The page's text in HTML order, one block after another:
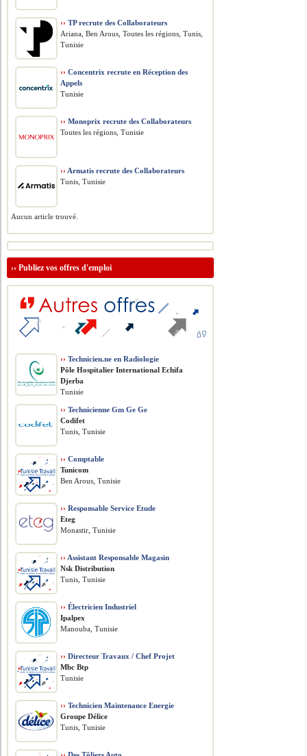
›› TP recrute des Collaborateurs
Ariana, Ben Arous, Toutes les régions, Tunis,
Tunisie
›› Concentrix recrute en Réception des
Appels
Tunisie
›› Monoprix recrute des Collaborateurs
Toutes les régions, Tunisie
›› Armatis recrute des Collaborateurs
Tunis, Tunisie
Aucun article trouvé.
››Publiez vos offres d'emploi
›› Technicien.ne en Radiologie
Pôle Hospitalier International Echifa
Djerba
Tunisie
›› Technicienne Gm Ge Ge
Codifet
Tunis, Tunisie
›› Comptable
Tunicom
Ben Arous, Tunisie
›› Responsable Service Etude
Eteg
Monastir, Tunisie
›› Assistant Responsable Magasin
Nsk Distribution
Tunis, Tunisie
›› Électricien Industriel
Ipalpex
Manouba, Tunisie
›› Directeur Travaux / Chef Projet
Mbc Btp
Tunisie
›› Technicien Maintenance Energie
Groupe Délice
Tunis, Tunisie